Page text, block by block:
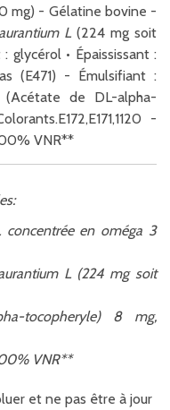
mg) - Gélatine bovine -
L (224 mg soit
glycérol • Épaississant :
(E471) - Émulsifiant :
de DL-alpha-
-
VNR**
en oméga 3
L (224 mg soit
tocopheryle) 8 mg,
VNR**
et ne pas être à jour